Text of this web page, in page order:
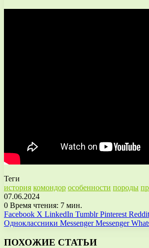
Теги
история комондор особенности породы
07.06.2024
0 Время чтения: 7 мин.
Facebook X LinkedIn Tumblr Pinterest Reddit
Одноклассники Messenger Messenger
ПОХОЖИЕ СТАТЬИ